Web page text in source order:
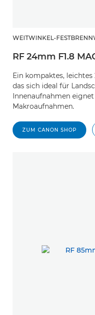
WEITWINKEL-
RF 24mm F1.8
Ein kompaktes,
das sich ideal für
Innenaufnahmen
Makroaufnahmen.
ZUM CANON SHOP